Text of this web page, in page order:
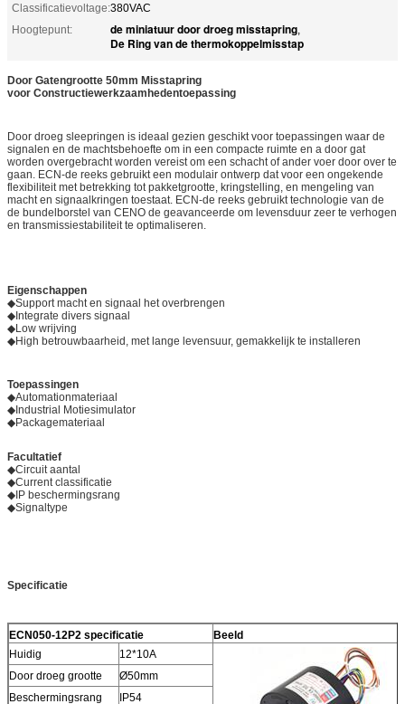
Classificatievoltage:380VAC
Hoogtepunt:
de miniatuur door droeg misstapring,
De Ring van de thermokoppelmisstap
Door Gatengrootte 50mm Misstapring
voor Constructiewerkzaamhedentoepassing
Door droeg sleepringen is ideaal gezien geschikt voor toepassingen waar de
signalen en de machtsbehoefte om in een compacte ruimte en a door gat
worden overgebracht worden vereist om een schacht of ander voer door over te
gaan. ECN-de reeks gebruikt een modulair ontwerp dat voor een ongekende
flexibiliteit met betrekking tot pakketgrootte, kringstelling, en mengeling van
macht en signaalkringen toestaat. ECN-de reeks gebruikt technologie van de
de bundelborstel van CENO de geavanceerde om levensduur zeer te verhogen
en transmissiestabiliteit te optimaliseren.
Eigenschappen
◆Support macht en signaal het overbrengen
◆Integrate divers signaal
◆Low wrijving
◆High betrouwbaarheid, met lange levensuur, gemakkelijk te installeren
Toepassingen
◆Automationmateriaal
◆Industrial Motiesimulator
◆Packagemateriaal
Facultatief
◆Circuit aantal
◆Current classificatie
◆IP beschermingsrang
◆Signaltype
Specificatie
ECN050-12P2 specificatie
Beeld
Huidig
12*10A
Door droeg grootte
Ø50mm
Beschermingsrang
IP54